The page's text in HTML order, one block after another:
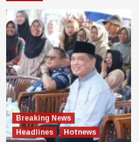
Breaking News
Headlines
Hotnews